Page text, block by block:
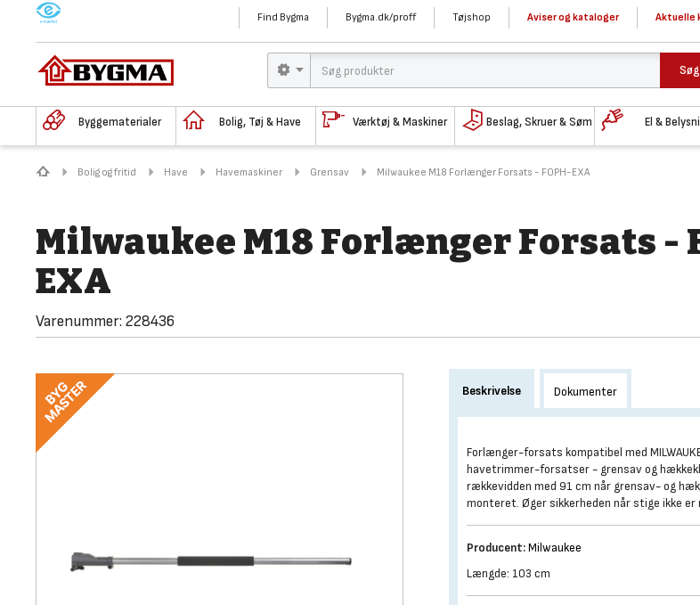
M Find Bygma Bygma.dk/proff Tøjshop Aviser og kataloger Aktuelle
Søg
Byggematerialer Bolig, Tøj & Have Værktøj & Maskiner Beslag, Skruer & Søm El &
Bolig og fritid Have Havemaskiner Grensav Milwaukee M18 Forlænger Forsats - FOPH-EXA
Milwaukee M18 Forlænger Forsats -
EXA
Varenummer: 228436
Beskrivelse Dokumenter
Forlænger-forsats kompatibel med
havetrimmer-forsatser - grensav og
rækkevidden med 91 cm når grensav- og
monteret. Øger sikkerheden når stige ikke er
Producent:Milwaukee
Længde: 103 cm